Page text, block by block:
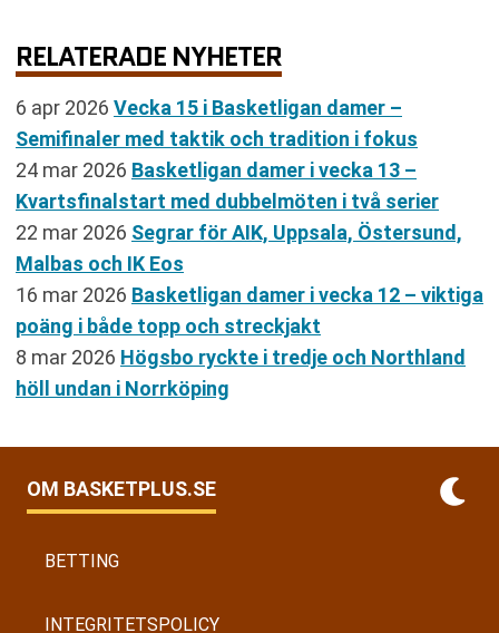
RELATERADE NYHETER
6 apr 2026 Vecka 15 i Basketligan damer –
Semifinaler med taktik och tradition i fokus
24 mar 2026 Basketligan damer i vecka 13 –
Kvartsfinalstart med dubbelmöten i två serier
22 mar 2026 Segrar för AIK, Uppsala, Östersund,
Malbas och IK Eos
16 mar 2026 Basketligan damer i vecka 12 – viktiga
poäng i både topp och streckjakt
8 mar 2026 Högsbo ryckte i tredje och Northland
höll undan i Norrköping
OM BASKETPLUS.SE
BETTING
INTEGRITETSPOLICY